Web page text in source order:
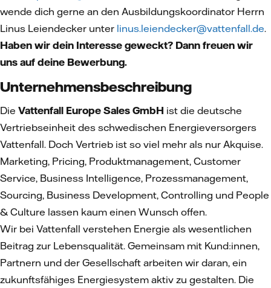
wende dich gerne an den Ausbildungskoordinator Herrn
Linus Leiendecker unter linus.leiendecker@vattenfall.de.
Haben wir dein Interesse geweckt? Dann freuen wir
uns auf deine Bewerbung.
Unternehmensbeschreibung
Die Vattenfall Europe Sales GmbH ist die deutsche
Vertriebseinheit des schwedischen Energieversorgers
Vattenfall. Doch Vertrieb ist so viel mehr als nur Akquise.
Marketing, Pricing, Produktmanagement, Customer
Service, Business Intelligence, Prozessmanagement,
Sourcing, Business Development, Controlling und People
& Culture lassen kaum einen Wunsch offen.
Wir bei Vattenfall verstehen Energie als wesentlichen
Beitrag zur Lebensqualität. Gemeinsam mit Kund:innen,
Partnern und der Gesellschaft arbeiten wir daran, ein
zukunftsfähiges Energiesystem aktiv zu gestalten. Die